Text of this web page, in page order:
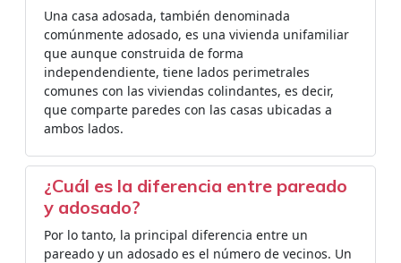
Una casa adosada, también denominada
comúnmente adosado, es una vivienda unifamiliar
que aunque construida de forma
independendiente, tiene lados perimetrales
comunes con las viviendas colindantes, es decir,
que comparte paredes con las casas ubicadas a
ambos lados.
¿Cuál es la diferencia entre pareado
y adosado?
Por lo tanto, la principal diferencia entre un
pareado y un adosado es el número de vecinos. Un